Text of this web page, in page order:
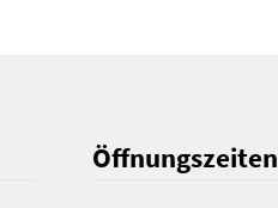
Öffnungszeiten